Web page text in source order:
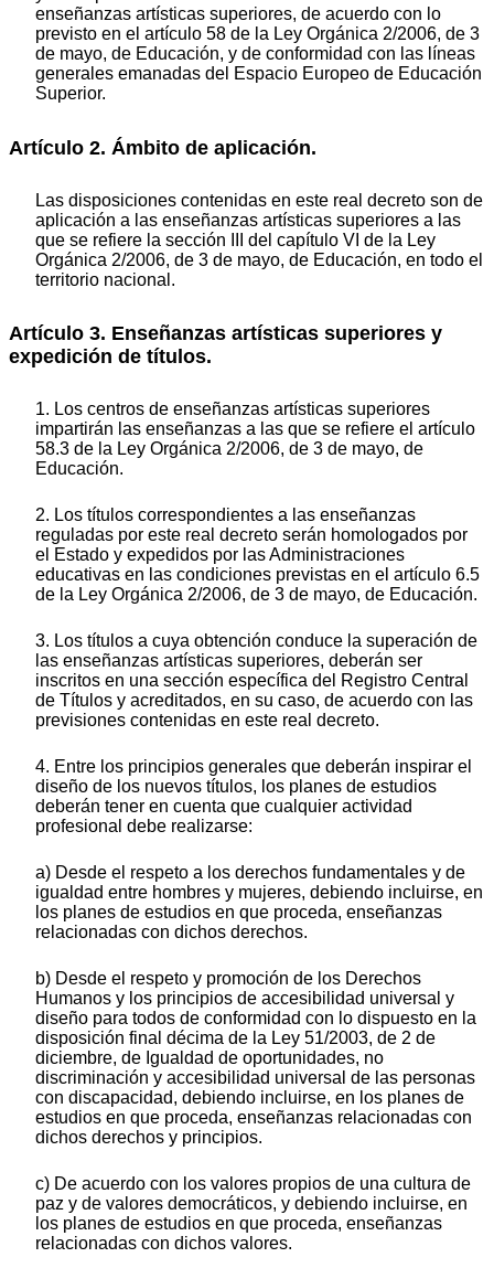
enseñanzas artísticas superiores, de acuerdo con lo
previsto en el artículo 58 de la Ley Orgánica 2/2006, de 3
de mayo, de Educación, y de conformidad con las líneas
generales emanadas del Espacio Europeo de Educación
Superior.
Artículo 2. Ámbito de aplicación.
Las disposiciones contenidas en este real decreto son de
aplicación a las enseñanzas artísticas superiores a las
que se refiere la sección III del capítulo VI de la Ley
Orgánica 2/2006, de 3 de mayo, de Educación, en todo el
territorio nacional.
Artículo 3. Enseñanzas artísticas superiores y
expedición de títulos.
1. Los centros de enseñanzas artísticas superiores
impartirán las enseñanzas a las que se refiere el artículo
58.3 de la Ley Orgánica 2/2006, de 3 de mayo, de
Educación.
2. Los títulos correspondientes a las enseñanzas
reguladas por este real decreto serán homologados por
el Estado y expedidos por las Administraciones
educativas en las condiciones previstas en el artículo 6.5
de la Ley Orgánica 2/2006, de 3 de mayo, de Educación.
3. Los títulos a cuya obtención conduce la superación de
las enseñanzas artísticas superiores, deberán ser
inscritos en una sección específica del Registro Central
de Títulos y acreditados, en su caso, de acuerdo con las
previsiones contenidas en este real decreto.
4. Entre los principios generales que deberán inspirar el
diseño de los nuevos títulos, los planes de estudios
deberán tener en cuenta que cualquier actividad
profesional debe realizarse:
a) Desde el respeto a los derechos fundamentales y de
igualdad entre hombres y mujeres, debiendo incluirse, en
los planes de estudios en que proceda, enseñanzas
relacionadas con dichos derechos.
b) Desde el respeto y promoción de los Derechos
Humanos y los principios de accesibilidad universal y
diseño para todos de conformidad con lo dispuesto en la
disposición final décima de la Ley 51/2003, de 2 de
diciembre, de Igualdad de oportunidades, no
discriminación y accesibilidad universal de las personas
con discapacidad, debiendo incluirse, en los planes de
estudios en que proceda, enseñanzas relacionadas con
dichos derechos y principios.
c) De acuerdo con los valores propios de una cultura de
paz y de valores democráticos, y debiendo incluirse, en
los planes de estudios en que proceda, enseñanzas
relacionadas con dichos valores.